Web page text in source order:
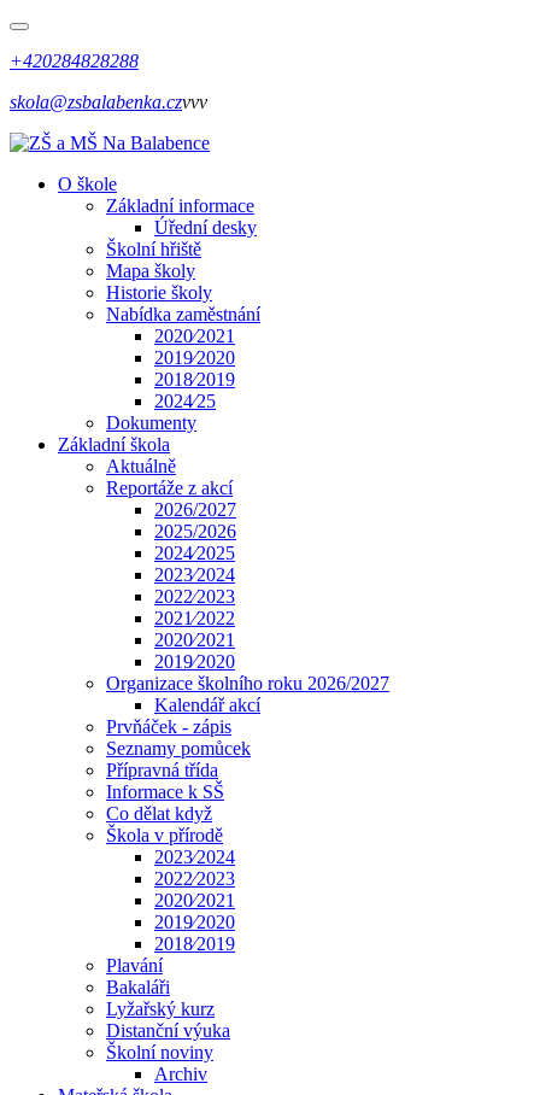
+420284828288
skola@zsbalabenka.czvvv
O škole
Základní informace
Úřední desky
Školní hřiště
Mapa školy
Historie školy
Nabídka zaměstnání
2020⁄2021
2019⁄2020
2018⁄2019
2024⁄25
Dokumenty
Základní škola
Aktuálně
Reportáže z akcí
2026/2027
2025/2026
2024⁄2025
2023⁄2024
2022⁄2023
2021⁄2022
2020⁄2021
2019⁄2020
Organizace školního roku 2026/2027
Kalendář akcí
Prvňáček - zápis
Seznamy pomůcek
Přípravná třída
Informace k SŠ
Co dělat když
Škola v přírodě
2023⁄2024
2022⁄2023
2020⁄2021
2019⁄2020
2018⁄2019
Plavání
Bakaláři
Lyžařský kurz
Distanční výuka
Školní noviny
Archiv